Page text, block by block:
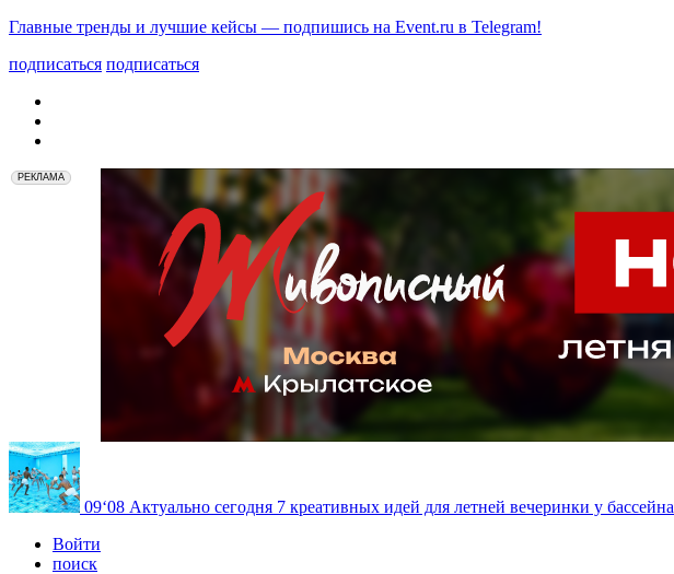
Главные тренды и лучшие кейсы — подпишись на Event.ru в Telegram!
подписаться подписаться
РЕКЛАМА
09‘08 Актуально сегодня 7 креативных идей для летней вечеринки у бассейна
Войти
поиск